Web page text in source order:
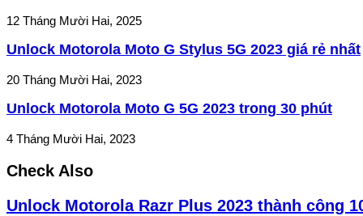
12 Tháng Mười Hai, 2025
Unlock Motorola Moto G Stylus 5G 2023 giá rẻ nhất
20 Tháng Mười Hai, 2023
Unlock Motorola Moto G 5G 2023 trong 30 phút
4 Tháng Mười Hai, 2023
Check Also
Unlock Motorola Razr Plus 2023 thành công